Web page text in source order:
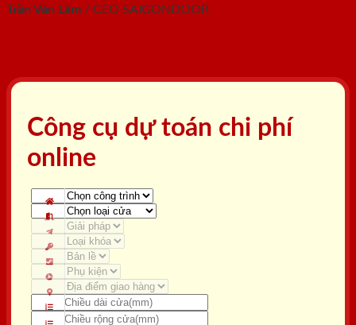
Trần Văn Lãm / CEO SAIGONDOOR
Công cụ dự toán chi phí
online